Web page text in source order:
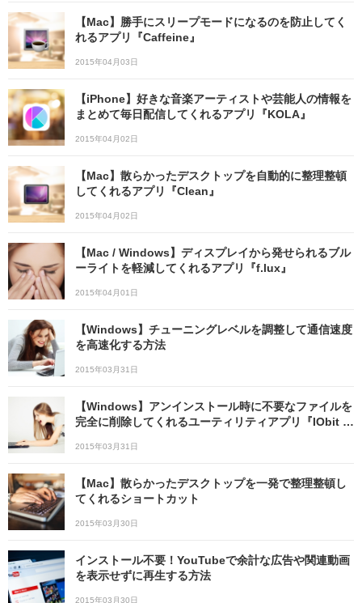
【Mac】勝手にスリープモードになるのを防止してく
れるアプリ『Caffeine』
2015年04月03日
【iPhone】好きな音楽アーティストや芸能人の情報を
まとめて毎日配信してくれるアプリ『KOLA』
2015年04月02日
【Mac】散らかったデスクトップを自動的に整理整頓
してくれるアプリ『Clean』
2015年04月02日
【Mac / Windows】ディスプレイから発せられるブル
ーライトを軽減してくれるアプリ『f.lux』
2015年04月01日
【Windows】チューニングレベルを調整して通信速度
を高速化する方法
2015年03月31日
【Windows】アンインストール時に不要なファイルを
完全に削除してくれるユーティリティアプリ『IObit U
2015年03月31日
【Mac】散らかったデスクトップを一発で整理整頓し
てくれるショートカット
2015年03月30日
インストール不要！YouTubeで余計な広告や関連動画
を表示せずに再生する方法
2015年03月30日